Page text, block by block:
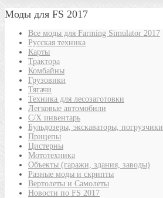
Моды для FS 2017
Все моды для Farming Simulator 2017
Русская техника
Карты
Трактора
Комбайны
Грузовики
Тягачи
Техника для лесозаготовки
Легковые автомобили
С/Х инвентарь
Бульдозеры, экскаваторы, погрузчики
Прицепы
Цистерны
Мототехника
Объекты (гаражи, здания, заводы)
Разные моды и скрипты
Вертолеты и Самолеты
Новости по FS 2017